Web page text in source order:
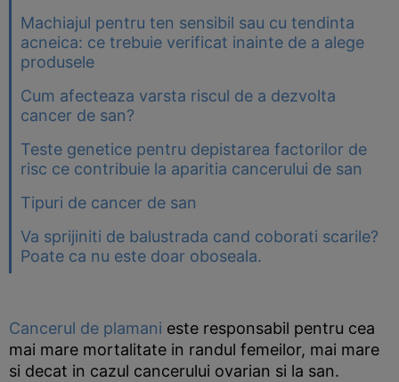
Machiajul pentru ten sensibil sau cu tendinta
acneica: ce trebuie verificat inainte de a alege
produsele
Cum afecteaza varsta riscul de a dezvolta
cancer de san?
Teste genetice pentru depistarea factorilor de
risc ce contribuie la aparitia cancerului de san
Tipuri de cancer de san
Va sprijiniti de balustrada cand coborati scarile?
Poate ca nu este doar oboseala.
Cancerul de plamani este responsabil pentru cea
mai mare mortalitate in randul femeilor, mai mare
si decat in cazul cancerului ovarian si la san.